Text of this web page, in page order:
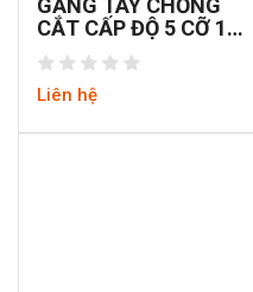
GĂNG TAY CHỐNG
CẮT CẤP ĐỘ 5 CỠ 10″
TOLSEN 45041
Liên hệ